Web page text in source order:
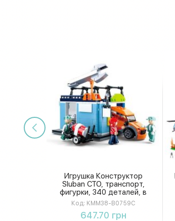
Игрушка Конструктор
Sluban СТО, транспорт,
фигурки, 340 деталей, в
коробке 38-28,5-7см
KMM38-B0759C
Код: KMM38-B0759C
647.70 грн